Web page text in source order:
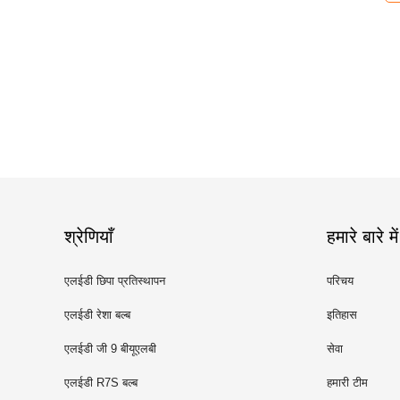
श्रेणियाँ
एलईडी छिपा प्रतिस्थापन
एलईडी रेशा बल्ब
एलईडी जी 9 बीयूएलबी
एलईडी R7S बल्ब
हमारे बारे में
परिचय
इतिहास
सेवा
हमारी टीम